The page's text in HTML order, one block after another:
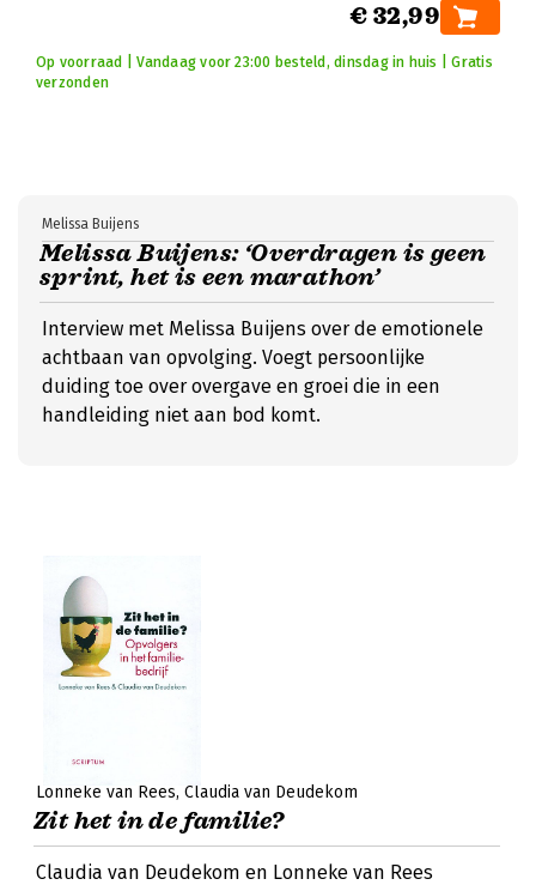
€ 32,99
Op voorraad | Vandaag voor 23:00 besteld, dinsdag in huis | Gratis
verzonden
Melissa Buijens: ‘Overdragen is geen
sprint, het is een marathon’
Melissa Buijens
Interview met Melissa Buijens over de emotionele
achtbaan van opvolging. Voegt persoonlijke
duiding toe over overgave en groei die in een
handleiding niet aan bod komt.
Lonneke van Rees Claudia van Deudekom
Zit het in de familie?
Claudia van Deudekom en Lonneke van Rees